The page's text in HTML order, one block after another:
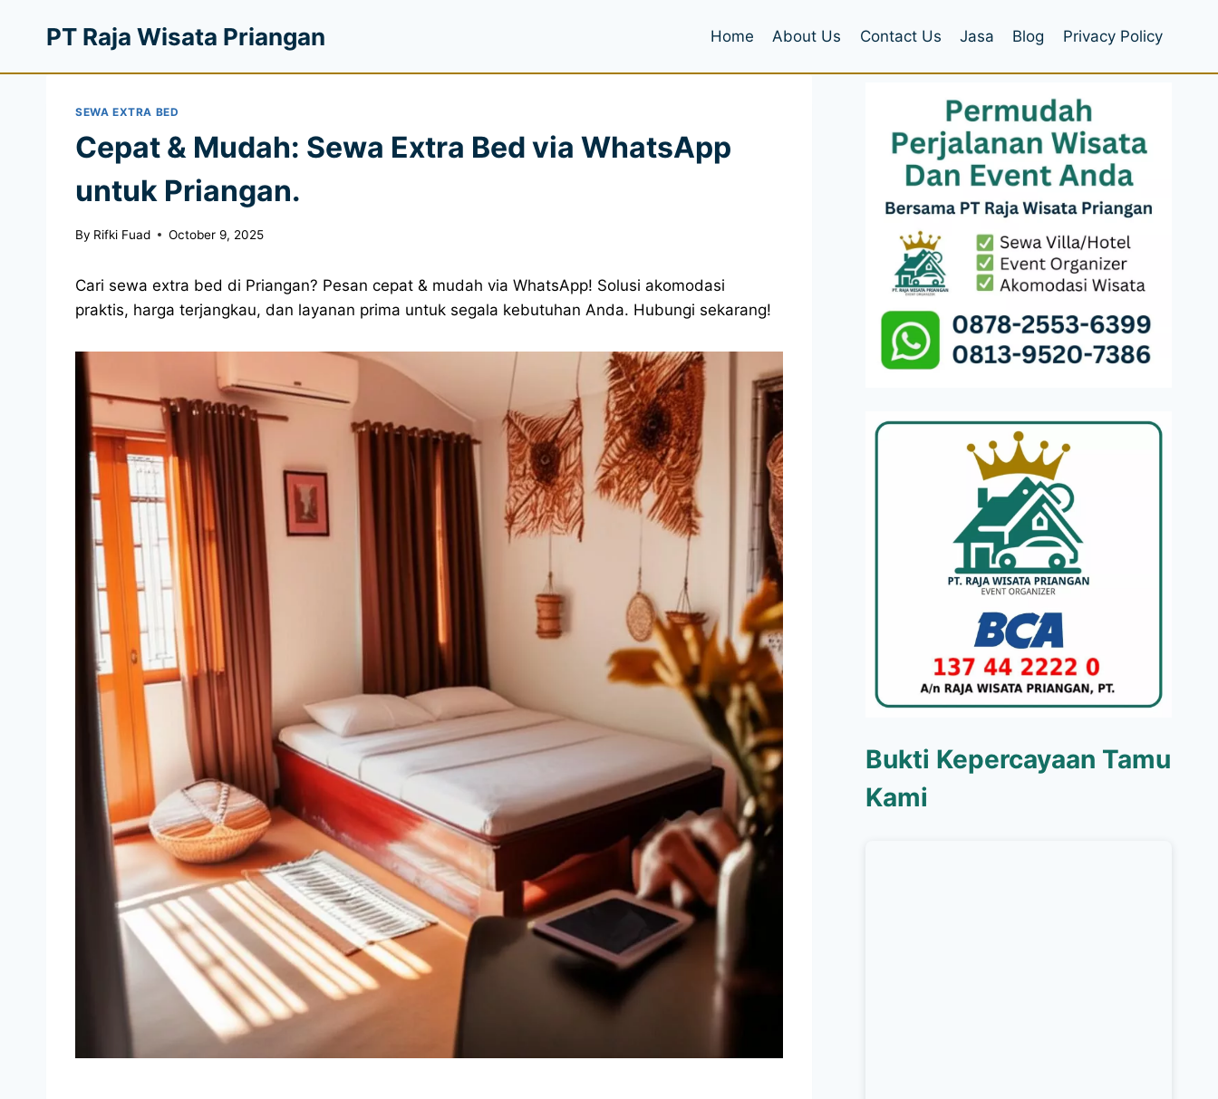
PT Raja Wisata Priangan Home About Us Contact Us Jasa Blog Privacy Policy
SEWA EXTRA BED
Cepat & Mudah: Sewa Extra Bed via WhatsApp
untuk Priangan.
By Rifki Fuad October 9, 2025
Cari sewa extra bed di Priangan? Pesan cepat & mudah via WhatsApp! Solusi akomodasi
praktis, harga terjangkau, dan layanan prima untuk segala kebutuhan Anda. Hubungi sekarang!
Bukti Kepercayaan Tamu
Kami